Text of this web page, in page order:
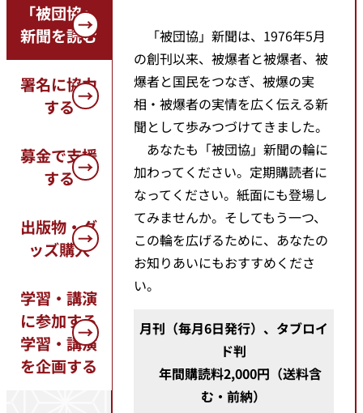
「被団協」
新聞を読む
署名に協力
する
募金で支援
する
出版物・グ
ッズ購入
学習・講演
に参加する
学習・講演
を企画する
「被団協」新聞は、1976年5月
の創刊以来、被爆者と被爆者、被
爆者と国民をつなぎ、被爆の実
相・被爆者の実情を広く伝える新
聞として歩みつづけてきました。
あなたも「被団協」新聞の輪に
加わってください。定期購読者に
なってください。紙面にも登場し
てみませんか。そしてもう一つ、
この輪を広げるために、あなたの
お知りあいにもおすすめくださ
い。
月刊（毎月6日発行）、タブロイ
ド判
年間購読料2,000円（送料含
む・前納）